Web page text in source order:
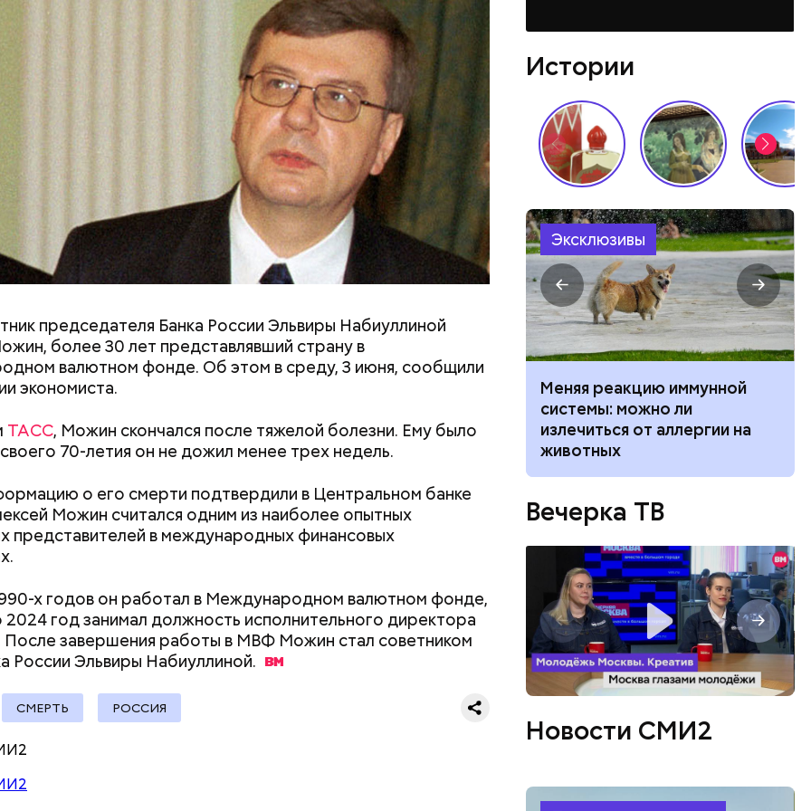
председателя Банка России Эльвиры Набиуллиной
более 30 лет представлявший страну в
валютном фонде. Об этом в среду, 3 июня, сообщили
экономиста.
ТАСС, Можин скончался после тяжелой болезни. Ему было
70-летия он не дожил менее трех недель.
о его смерти подтвердили в Центральном банке
Можин считался одним из наиболее опытных
представителей в международных финансовых
х годов он работал в Международном валютном фонде,
2024 год занимал должность исполнительного директора
После завершения работы в МВФ Можин стал советником
России Эльвиры Набиуллиной.
СМЕРТЬ РОССИЯ
масло;
Истории
Эксклюзивы
Хотела спасти малыша: как
падении из окна в Раменском
для мужчины»: что такое
гинекомастия
Меняя реакцию иммунной
системы: можно ли
излечиться от аллергии на
животных
Вечерка ТВ
Новости СМИ2